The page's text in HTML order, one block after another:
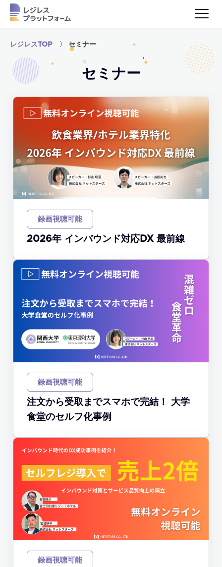
レジレスTOP 〉 セミナー
セミナー
録画視聴可能
2026年 インバウンド対応DX 最前線
録画視聴可能
注文から受取までスマホで完結！​ 大学
食堂のセルフ化事例
録画視聴可能